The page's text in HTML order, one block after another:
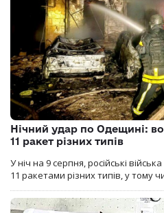
Нічний удар по Одещині:
11 ракет різних типів
У ніч на 9 серпня, російські
11 ракетами різних типів, у тому